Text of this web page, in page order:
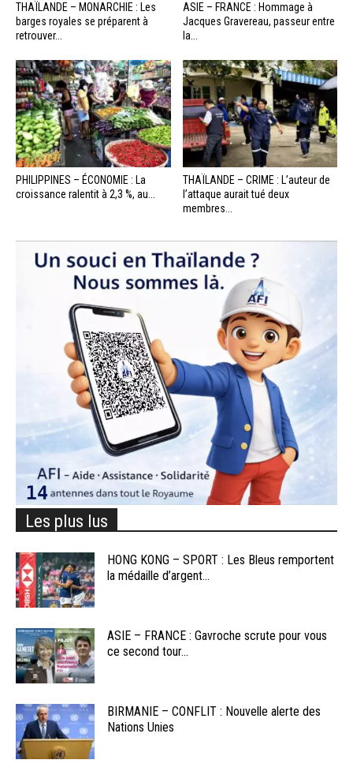
THAÏLANDE – MONARCHIE : Les
barges royales se préparent à
retrouver...
ASIE – FRANCE : Hommage à
Jacques Gravereau, passeur entre
la...
PHILIPPINES – ÉCONOMIE : La
croissance ralentit à 2,3 %, au...
THAÏLANDE – CRIME : L’auteur de
l’attaque aurait tué deux
membres...
Les plus lus
HONG KONG – SPORT : Les Bleus remportent
la médaille d’argent...
ASIE – FRANCE : Gavroche scrute pour vous
ce second tour...
BIRMANIE – CONFLIT : Nouvelle alerte des
Nations Unies